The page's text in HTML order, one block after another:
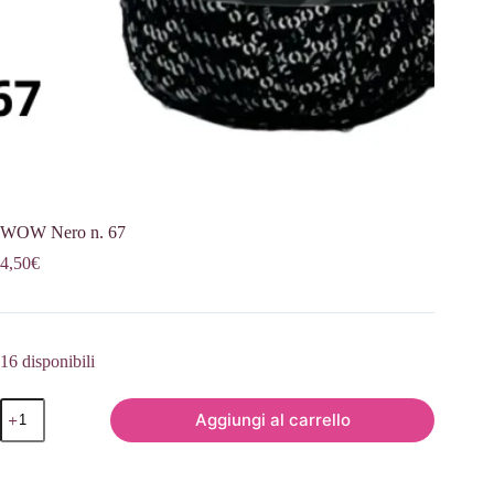
WOW Nero n. 67
4,50€
16 disponibili
WOW
Nero
n.
Aggiungi al carrello